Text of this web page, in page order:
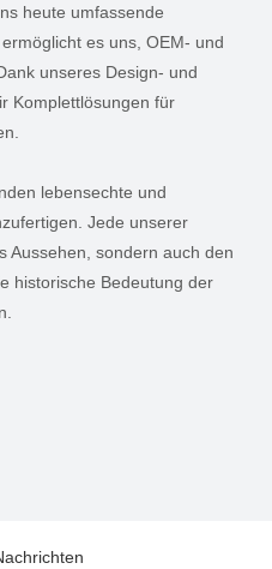
heute umfassende
es uns, OEM- und
unseres Design- und
Komplettlösungen für
lebensechte und
Jede unserer
Aussehen, sondern auch den
historische Bedeutung der